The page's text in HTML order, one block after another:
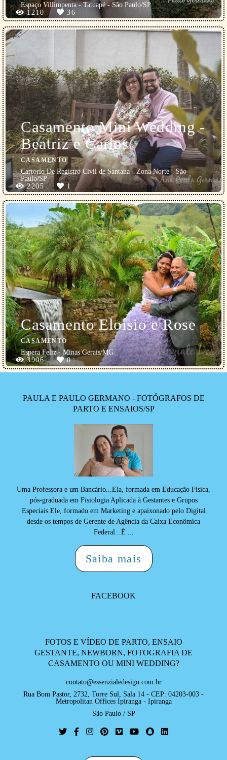
Espaço Villimpenta - Tatuapé - São Paulo/SP
1210
36
Casamento Mini Wedding -
Beatriz e Carlos
CASAMENTO
Cartorio De Registro Civil de Santana - Zona Norte - São
Paulo/SP
2205
1
Casamento Eloísio e Rose
CASAMENTO
Espera Feliz - Minas Gerais/MG
3906
0
PAULA E PAULO GERMANO - FOTÓGRAFOS DE
PARTO E ENSAIOS/SP
Uma Professora e um Bancário...Ela, formada em Educação Física,
pós-graduada em Fisiologia Aplicada à Gestantes e Grupos
Especiais.Ele, formado em Marketing e apaixonado pelo Digital
desde os tempos de Gerente de Agência da Caixa Econômica
Federal...É ...
Saiba mais
FACEBOOK
FOTOS E VÍDEO DE PARTO, ENSAIO
GESTANTE, NEWBORN, FOTOGRAFIA DE
CASAMENTO OU MINI WEDDING?
contato@essenzialedesign.com.br
Rua Bom Pastor, 2732, Torre Sul, Sala 14 - CEP: 04203-003 -
Metropolitan Offices Ipiranga - Ipiranga
São Paulo / SP